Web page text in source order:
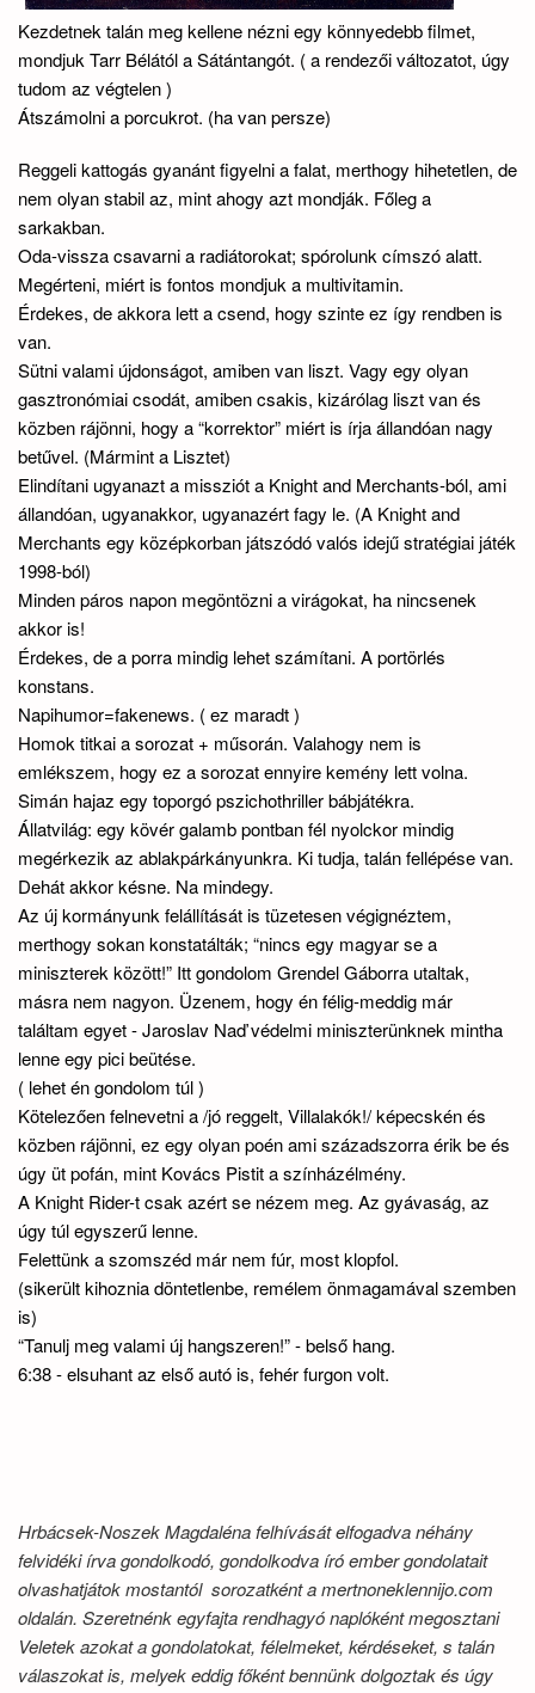
Kezdetnek talán meg kellene nézni egy könnyedebb filmet,
mondjuk Tarr Bélától a Sátántangót. ( a rendezői változatot, úgy
tudom az végtelen )
Átszámolni a porcukrot. (ha van persze)
Reggeli kattogás gyanánt figyelni a falat, merthogy hihetetlen, de
nem olyan stabil az, mint ahogy azt mondják. Főleg a
sarkakban.
Oda-vissza csavarni a radiátorokat; spórolunk címszó alatt.
Megérteni, miért is fontos mondjuk a multivitamin.
Érdekes, de akkora lett a csend, hogy szinte ez így rendben is
van.
Sütni valami újdonságot, amiben van liszt. Vagy egy olyan
gasztronómiai csodát, amiben csakis, kizárólag liszt van és
közben rájönni, hogy a “korrektor” miért is írja állandóan nagy
betűvel. (Mármint a Lisztet)
Elindítani ugyanazt a missziót a Knight and Merchants-ból, ami
állandóan, ugyanakkor, ugyanazért fagy le. (A Knight and
Merchants egy középkorban játszódó valós idejű stratégiai játék
1998-ból)
Minden páros napon megöntözni a virágokat, ha nincsenek
akkor is!
Érdekes, de a porra mindig lehet számítani. A portörlés
konstans.
Napihumor=fakenews. ( ez maradt )
Homok titkai a sorozat + műsorán. Valahogy nem is
emlékszem, hogy ez a sorozat ennyire kemény lett volna.
Simán hajaz egy toporgó pszichothriller bábjátékra.
Állatvilág: egy kövér galamb pontban fél nyolckor mindig
megérkezik az ablakpárkányunkra. Ki tudja, talán fellépése van.
Dehát akkor késne. Na mindegy.
Az új kormányunk felállítását is tüzetesen végignéztem,
merthogy sokan konstatálták; “nincs egy magyar se a
miniszterek között!” Itt gondolom Grendel Gáborra utaltak,
másra nem nagyon. Üzenem, hogy én félig-meddig már
találtam egyet - Jaroslav Naď védelmi miniszterünknek mintha
lenne egy pici beütése.
( lehet én gondolom túl )
Kötelezően felnevetni a /jó reggelt, Villalakók!/ képecskén és
közben rájönni, ez egy olyan poén ami századszorra érik be és
úgy üt pofán, mint Kovács Pistit a színházélmény.
A Knight Rider-t csak azért se nézem meg. Az gyávaság, az
úgy túl egyszerű lenne.
Felettünk a szomszéd már nem fúr, most klopfol.
(sikerült kihoznia döntetlenbe, remélem önmagamával szemben
is)
“Tanulj meg valami új hangszeren!” - belső hang.
6:38 - elsuhant az első autó is, fehér furgon volt.
Hrbácsek-Noszek Magdaléna felhívását elfogadva néhány
felvidéki írva gondolkodó, gondolkodva író ember gondolatait
olvashatjátok mostantól sorozatként a mertnoneklennijo.com
oldalán. Szeretnénk egyfajta rendhagyó naplóként megosztani
Veletek azokat a gondolatokat, félelmeket, kérdéseket, s talán
válaszokat is, melyek eddig főként bennünk dolgoztak és úgy